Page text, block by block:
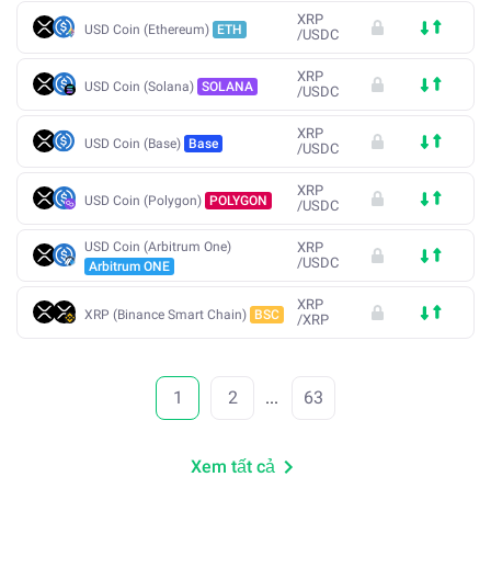
USD Coin (Ethereum) ETH
XRP
/USDC
USD Coin (Solana) SOLANA
XRP
/USDC
USD Coin (Base) Base
XRP
/USDC
USD Coin (Polygon) POLYGON
XRP
/USDC
USD Coin (Arbitrum One)
Arbitrum ONE
XRP
/USDC
XRP (Binance Smart Chain) BSC
XRP
/XRP
1 2 ... 63
Xem tất cả